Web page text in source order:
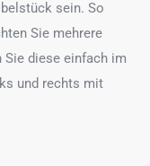
sein. So
Sie mehrere
Sie diese einfach im
und rechts mit